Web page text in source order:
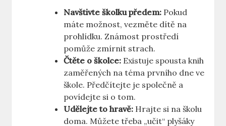
Navštivte školku předem: Pokud
máte možnost, vezměte dítě na
prohlídku. Známost prostředí
pomůže zmírnit strach.
Čtěte o školce: Existuje spousta knih
zaměřených na téma prvního dne ve
škole. Předčítejte je společně a
povídejte si o tom.
Udělejte to hravě: Hrajte si na školu
doma. Můžete třeba „učit“ plyšáky